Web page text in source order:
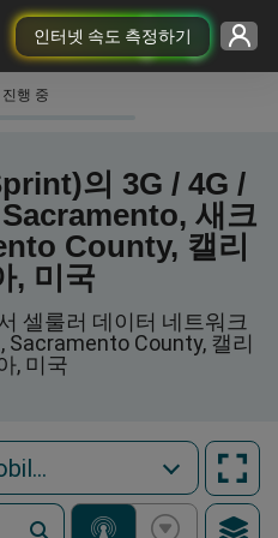
인터넷 속도 측정하기
행 중
의 3G / 4G /
새크
County, 캘리
, 미국
셀룰러 데이터 네트워크
County, 캘리
, 미국
T-Mobile (inc. Sprint)